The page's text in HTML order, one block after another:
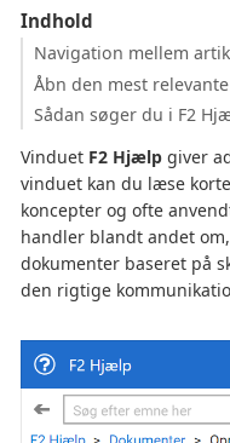
Indhold
Navigation mellem
Åbn den mest
Sådan søger du i F2
Vinduet F2 Hjælp giver
vinduet kan du læse
koncepter og ofte
handler blandt andet
dokumenter baseret på
den rigtige